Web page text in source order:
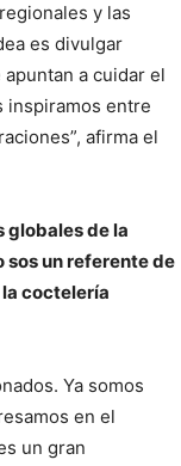
y las
es divulgar
a cuidar el
inspiramos entre
afirma el
de la
sos un referente de
la coctelería
Ya somos
en el
un gran